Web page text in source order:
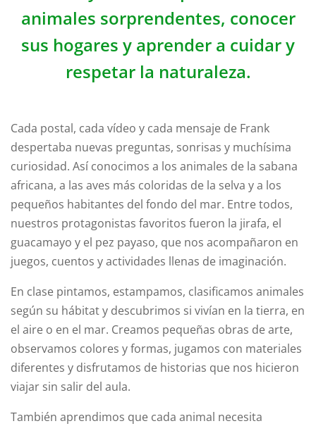
animales sorprendentes, conocer
sus hogares y aprender a cuidar y
respetar la naturaleza.
Cada postal, cada vídeo y cada mensaje de Frank
despertaba nuevas preguntas, sonrisas y muchísima
curiosidad. Así conocimos a los animales de la sabana
africana, a las aves más coloridas de la selva y a los
pequeños habitantes del fondo del mar. Entre todos,
nuestros protagonistas favoritos fueron la jirafa, el
guacamayo y el pez payaso, que nos acompañaron en
juegos, cuentos y actividades llenas de imaginación.
En clase pintamos, estampamos, clasificamos animales
según su hábitat y descubrimos si vivían en la tierra, en
el aire o en el mar. Creamos pequeñas obras de arte,
observamos colores y formas, jugamos con materiales
diferentes y disfrutamos de historias que nos hicieron
viajar sin salir del aula.
También aprendimos que cada animal necesita